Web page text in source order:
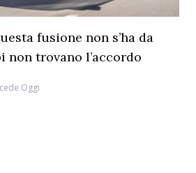
fusione non s’ha da
non trovano l’accordo
Oggi